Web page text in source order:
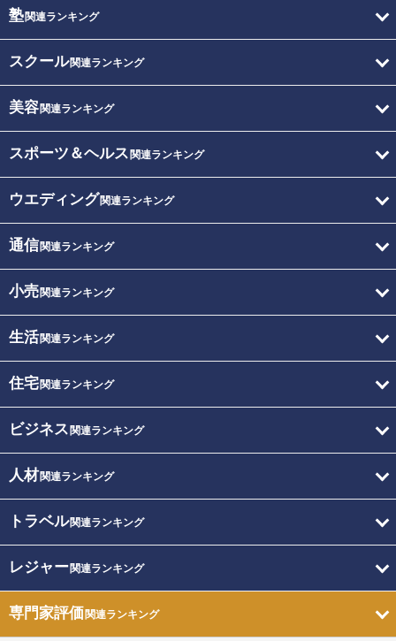
塾関連ランキング
スクール関連ランキング
美容関連ランキング
スポーツ＆ヘルス 関連ランキング
ウエディング関連ランキング
通信関連ランキング
小売関連ランキング
生活関連ランキング
住宅関連ランキング
ビジネス 関連ランキング
人材関連ランキング
トラベル関連ランキング
レジャー関連ランキング
専門家評価関連ランキング